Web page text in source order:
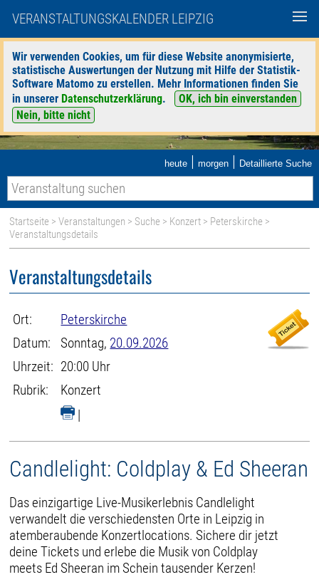
VERANSTALTUNGSKALENDER LEIPZIG
Wir verwenden Cookies, um für diese Website anonymisierte,
statistische Auswertungen der Nutzung mit Hilfe der Statistik-
Software Matomo zu erstellen. Mehr Informationen finden Sie
in unserer Datenschutzerklärung.
OK, ich bin einverstanden
Nein, bitte nicht
heute | morgen | Detaillierte Suche
Startseite >Veranstaltungen > Suche > Konzert > Peterskirche >
Veranstaltungsdetails
Veranstaltungsdetails
Ort:
Peterskirche
Datum:
Sonntag, 20.09.2026
Uhrzeit: 20:00 Uhr
Rubrik:
Konzert
|
Candlelight: Coldplay & Ed Sheeran
Das einzigartige Live-Musikerlebnis Candlelight
verwandelt die verschiedensten Orte in Leipzig in
atemberaubende Konzertlocations. Sichere dir jetzt
deine Tickets und erlebe die Musik von Coldplay
meets Ed Sheeran im Schein tausender Kerzen!